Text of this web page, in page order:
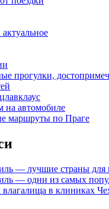
прогулки,
на автомобиле
маршруты по Праге
— лучшие страны для
— одни из самых
влагалища в клиниках